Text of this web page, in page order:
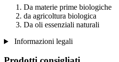
Da materie prime biologiche
da agricoltura biologica
Da oli essenziali naturali
Informazioni legali